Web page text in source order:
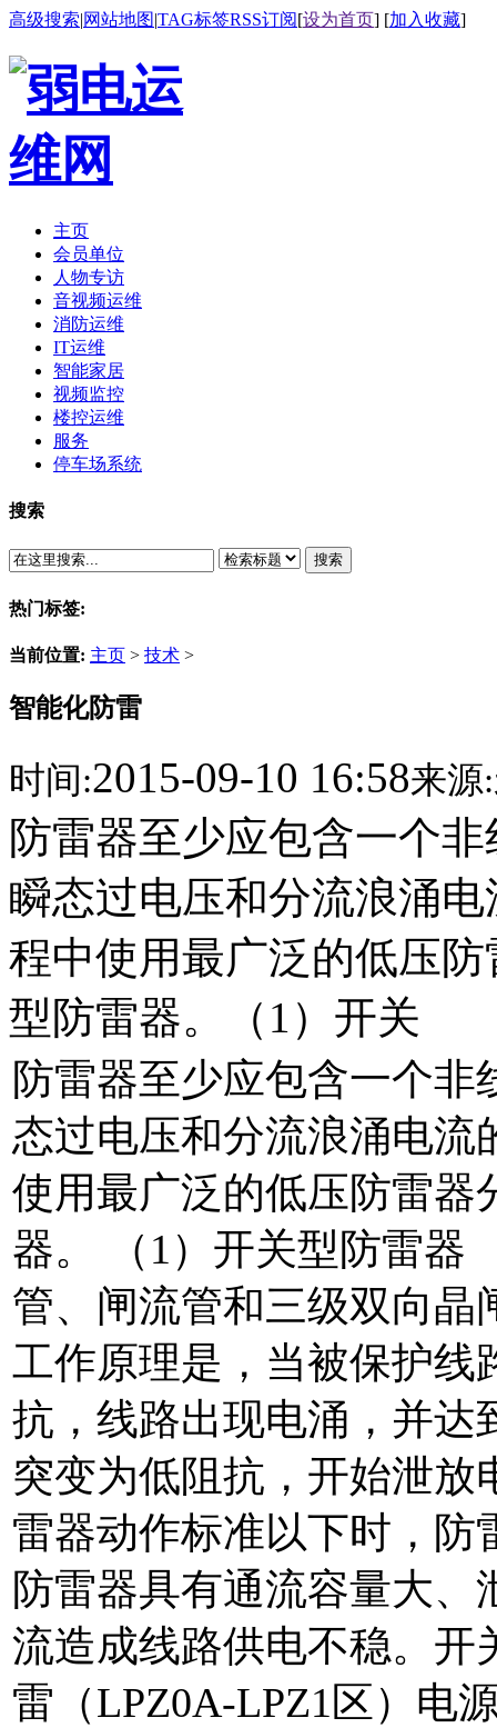
高级搜索|网站地图|TAG标签RSS订阅[设为首页] [加入收藏]
主页
会员单位
人物专访
音视频运维
消防运维
IT运维
智能家居
视频监控
楼控运维
服务
停车场系统
搜索
搜索
热门标签:
当前位置: 主页 > 技术 >
智能化防雷
时间:2015-09-10 16:58来源:
防雷器至少应包含一个
瞬态过电压和分流浪涌
程中使用最广泛的低压
型防雷器。（1）开关
防雷器至少应包含一个
态过电压和分流浪涌电流
使用最广泛的低压防雷器
器。 （1）开关型防雷
管、闸流管和三级双向晶
工作原理是，当被保护线
抗，线路出现电涌，并达
突变为低阻抗，开始泄放
雷器动作标准以下时，防
防雷器具有通流容量大
流造成线路供电不稳。开
雷（LPZ0A-LPZ1区）电